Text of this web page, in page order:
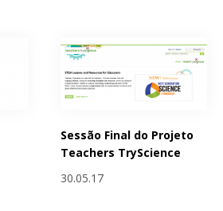
Sessão Final do Projeto
Teachers TryScience
30.05.17